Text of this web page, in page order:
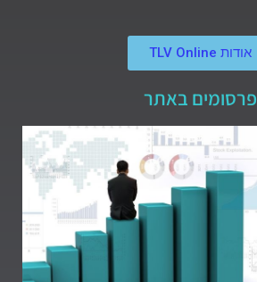
אודות TLV Online
פרסומים באתר